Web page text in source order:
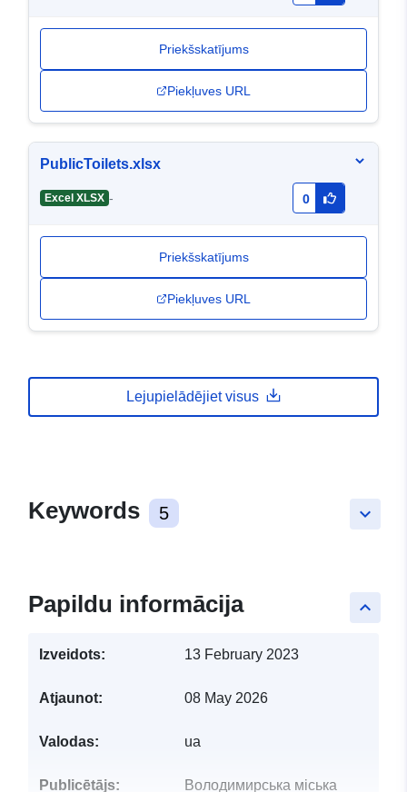
Priekšskatījums
Piekļuves URL
PublicToilets.xlsx
Excel XLSX - 0
Priekšskatījums
Piekļuves URL
Lejupielādējiet visus
keyboard_arrow_down
Keywords 5
keyboard_arrow_up
Papildu informācija
Izveidots: 13 February 2023
Atjaunot: 08 May 2026
Valodas: ua
Publicētājs:
Володимирська міська